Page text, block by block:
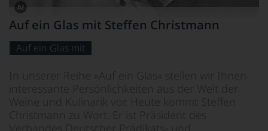
Dieses
Bild
mithilfe
von
Auf ein Glas mit Steffen Christmann
Auf ein Glas mit